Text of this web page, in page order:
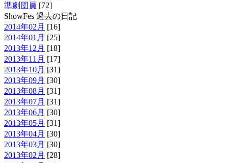
準劇団員 [72]
ShowFes 過去の日記
2014年02月 [16]
2014年01月 [25]
2013年12月 [18]
2013年11月 [17]
2013年10月 [31]
2013年09月 [30]
2013年08月 [31]
2013年07月 [31]
2013年06月 [30]
2013年05月 [31]
2013年04月 [30]
2013年03月 [30]
2013年02月 [28]